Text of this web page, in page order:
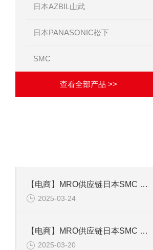
日本AZBIL山武
日本PANASONIC松下
SMC
查看全部产品 >>
【电商】MRO供应链日本SMC 阀门选择器 INV079-5-X1
2025-03-24
【电商】MRO供应链日本SMC 迷你导杆气缸MGJ10-10
2025-03-20